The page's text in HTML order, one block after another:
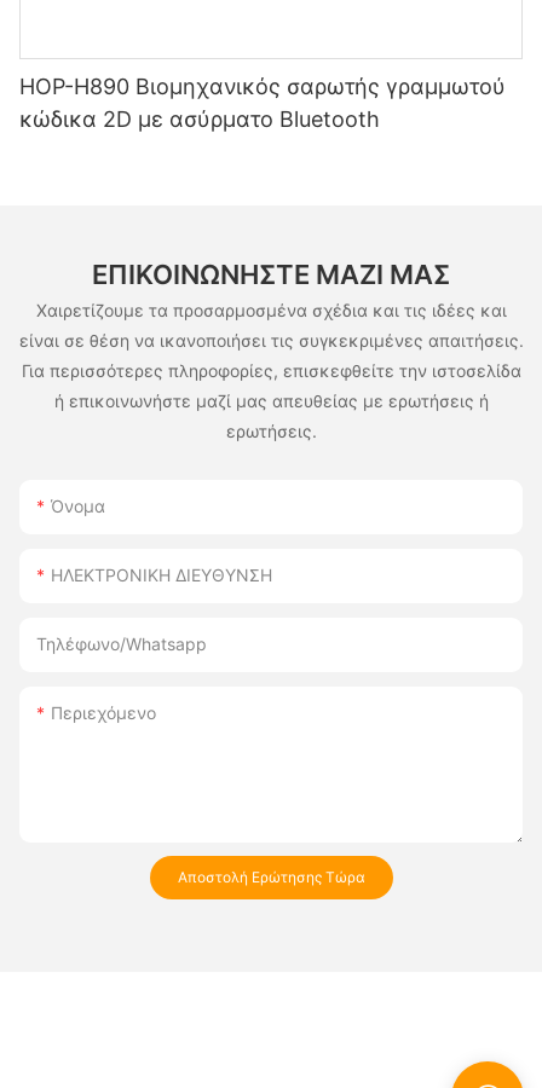
HOP-H890 Βιομηχανικός σαρωτής γραμμωτού
κώδικα 2D με ασύρματο Bluetooth
ΕΠΙΚΟΙΝΩΝΉΣΤΕ ΜΑΖΊ ΜΑΣ
Χαιρετίζουμε τα προσαρμοσμένα σχέδια και τις ιδέες και
είναι σε θέση να ικανοποιήσει τις συγκεκριμένες απαιτήσεις.
Για περισσότερες πληροφορίες, επισκεφθείτε την ιστοσελίδα
ή επικοινωνήστε μαζί μας απευθείας με ερωτήσεις ή
ερωτήσεις.
Όνομα
ΗΛΕΚΤΡΟΝΙΚΗ ΔΙΕΥΘΥΝΣΗ
Τηλέφωνο/whatsapp
Περιεχόμενο
Αποστολή Ερώτησης Τώρα